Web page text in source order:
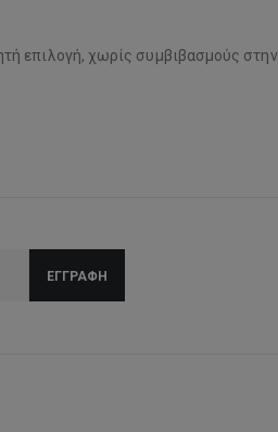
επιλογή, χωρίς συμβιβασμούς